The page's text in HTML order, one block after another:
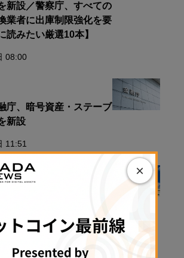
新設／警察庁、すべての
業者に出庫制限強化を要
読みたい厳選10本】
08:00
庁、暗号資産・ステーブ
新設
11:51
×